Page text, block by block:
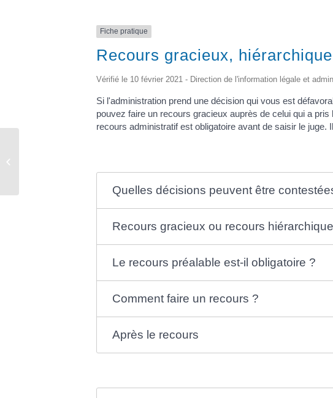
Fiche pratique
Recours gracieux,
Vérifié le 10 février 2021 - Direction de l'information légale et
Si l'administration prend une décision qui vous est
pouvez faire un recours gracieux auprès de celui qui a
recours administratif est obligatoire avant de saisir le
Quelles décisions peuvent être
Recours gracieux ou recours
Le recours préalable est-il obligatoire ?
Comment faire un recours ?
Après le recours